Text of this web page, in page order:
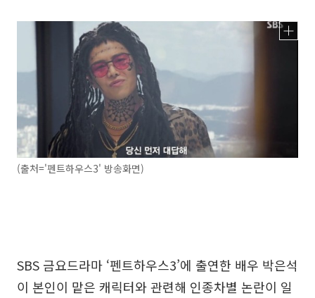
(출처='펜트하우스3' 방송화면)
SBS 금요드라마 ‘펜트하우스3’에 출연한 배우 박은석
이 본인이 맡은 캐릭터와 관련해 인종차별 논란이 일